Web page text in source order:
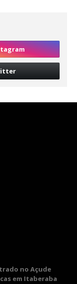
no Açude
em Itaberaba